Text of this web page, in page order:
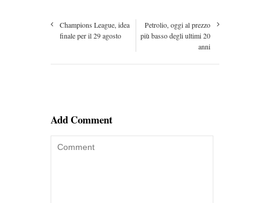
Champions League, idea
finale per il 29 agosto
Petrolio, oggi al prezzo
più basso degli ultimi 20
anni
Add Comment